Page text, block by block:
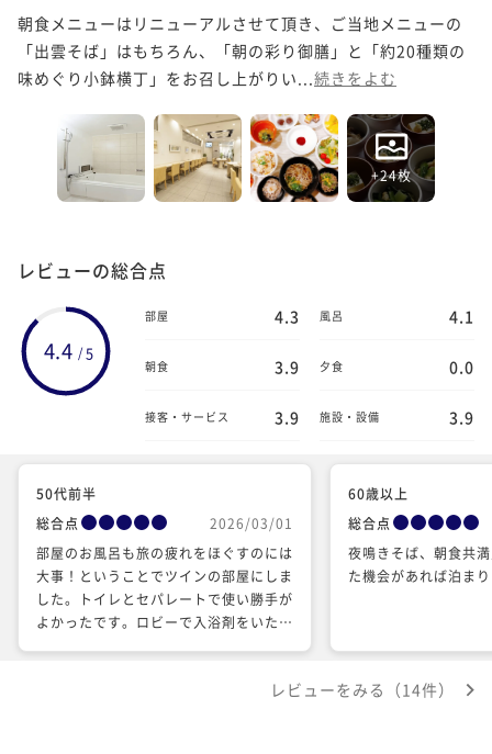
朝食メニューはリニューアルさせて頂き、ご当地メニューの
「出雲そば」はもちろん、「朝の彩り御膳」と「約20種類の
味めぐり小鉢横丁」をお召し上がりい... 続きをよむ
+24枚
レビューの総合点
4.4 /5
部屋 4.3 風呂 4.1
朝食 3.9 夕食 0.0
接客・サービス 3.9 施設・設備 3.9
50代前半
総合点
2026/03/01
部屋のお風呂も旅の疲れをほぐすのには
大事！ということでツインの部屋にしま
した。トイレとセパレートで使い勝手が
よかったです。ロビーで入浴剤をいただ
60歳以上
総合点
夜鳴きそば、朝食共
た機会があれば泊ま
レビューをみる（14件）